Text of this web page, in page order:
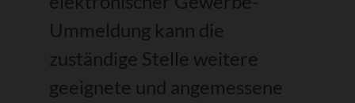
Ummeldung kann die
zuständige Stelle weitere
geeignete und angemessene